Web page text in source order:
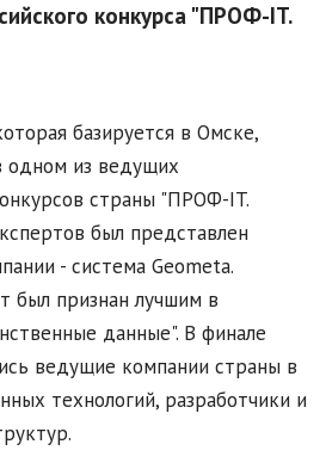
конкурса "ПРОФ-IT.
базируется в Омске,
одном из ведущих
страны "ПРОФ-IT.
был представлен
- система Geometa.
был признан лучшим в
данные". В финале
ведущие компании страны в
технологий, разработчики и